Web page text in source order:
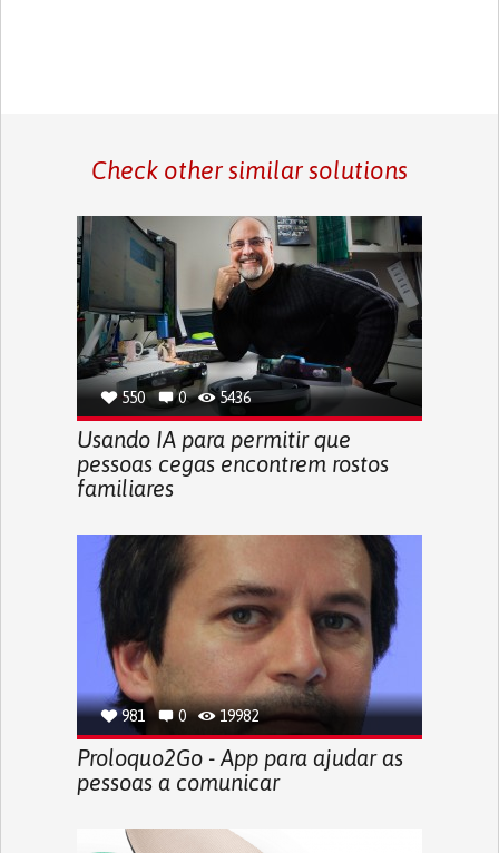
Check other similar solutions
550 0 5436
Usando IA para permitir que
pessoas cegas encontrem rostos
familiares
981 0 19982
Proloquo2Go - App para ajudar as
pessoas a comunicar